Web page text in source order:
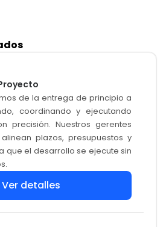
Ver detalles
de la entrega de principio a
coordinando y ejecutando
precisión. Nuestros gerentes
plazos, presupuestos y
que el desarrollo se ejecute sin